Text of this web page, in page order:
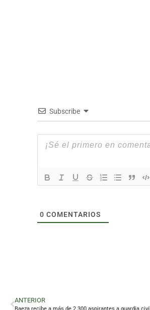
Subscribe
0 COMENTARIOS
ANTERIOR